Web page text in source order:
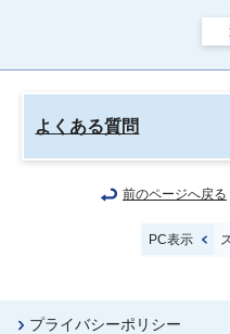
よくある質問
前のページへ戻る
PC表示
プライバシーポリシー